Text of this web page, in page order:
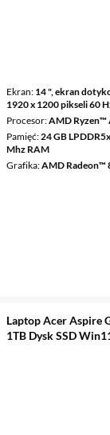
Ekran 14 ", ekran
1920 x 1200 pikseli 60
Procesor AMD Ryzen™
Pamięć 24 GB
Mhz RAM
Grafika AMD Radeon™
Laptop Acer Aspire
1TB Dysk SSD